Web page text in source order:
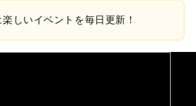
しいイベントを毎日更新！